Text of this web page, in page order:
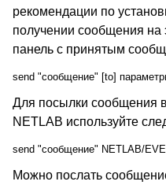
рекомендации по
получении сообщения на
панель с принятым
send "сообщение" [to]
Для посылки сообщения
NETLAB используйте
send "сообщение" NETLAB/
Можно послать